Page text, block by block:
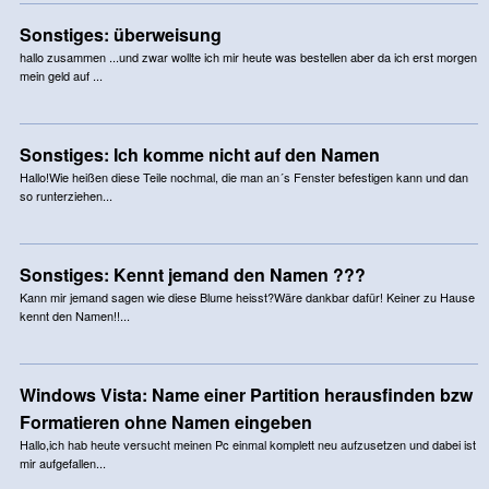
Sonstiges: überweisung
hallo zusammen ...und zwar wollte ich mir heute was bestellen aber da ich erst morgen
mein geld auf ...
Sonstiges: Ich komme nicht auf den Namen
Hallo!Wie heißen diese Teile nochmal, die man an´s Fenster befestigen kann und dan
so runterziehen...
Sonstiges: Kennt jemand den Namen ???
Kann mir jemand sagen wie diese Blume heisst?Wäre dankbar dafür! Keiner zu Hause
kennt den Namen!!...
Windows Vista: Name einer Partition herausfinden bzw
Formatieren ohne Namen eingeben
Hallo,ich hab heute versucht meinen Pc einmal komplett neu aufzusetzen und dabei ist
mir aufgefallen...